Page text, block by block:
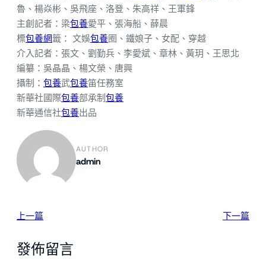
魯、楊焱彬、吳飛座、洛登、朱高祥、王軍鋒
主創記者：梁包養愛平、張海船、薛晨
標包養網籤： 文娛包養圈、鐵娘子、女配、穿越
介入記者：張文、劉勤兵、李愛斌、章林、黃玥、王思北
編纂：吳晶晶、楊文榮、唐興
攝制： 包養武包養笛任務室
新華社國際包養部承制包養
新華通信社包養出品
AUTHOR
admin
上一篇 下一篇
發佈留言